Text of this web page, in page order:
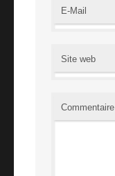
E-Mail
Site web
Commentaire